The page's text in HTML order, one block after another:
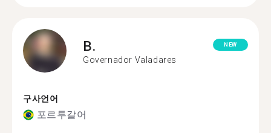
B.
Governador Valadares
NEW
구사언어
포르투갈어